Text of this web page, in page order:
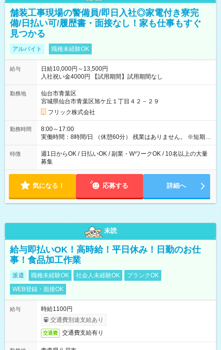
舗装工事現場の警備員/即日入社◎家電付き寮完
備/日払い可/履歴書・面接なし！家も仕事もすぐ
見つかる
アルバイト 職種未経験OK
給与
日給10,000円～13,500円
入社祝い金4000円 【試用期間】試用期間なし
勤務地
仙台市青葉区
宮城県仙台市青葉区旭ケ丘１丁目４２－２９
フリック株式会社
勤務時間
8:00～17:00
実働時間：8時間/日 （休憩60分） 残業はありません。 ※短期の
募集は行っておりません。予めご了承くださいませ。
特徴
週1日からOK / 日払いOK / 副業・WワークOK / 10名以上の大量
募集
気になる！ 応募する 詳細へ
未読
給与即払いOK！高時給！平日休み！日勤のお仕
事！食品加工作業
派遣 職種未経験OK 社会人未経験OK
ブランクOK
WEB登録・面接OK
給与
時給1100円
交通費別途支給あり
交通費 交通費支給有り